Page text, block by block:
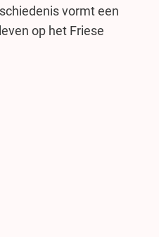
vormt een
op het Friese